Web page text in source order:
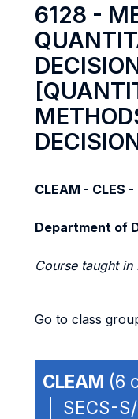
6128 -
CLEAM - CLES -
Department of
Course taught in
Go to class
CLEAM (6
| SECS-